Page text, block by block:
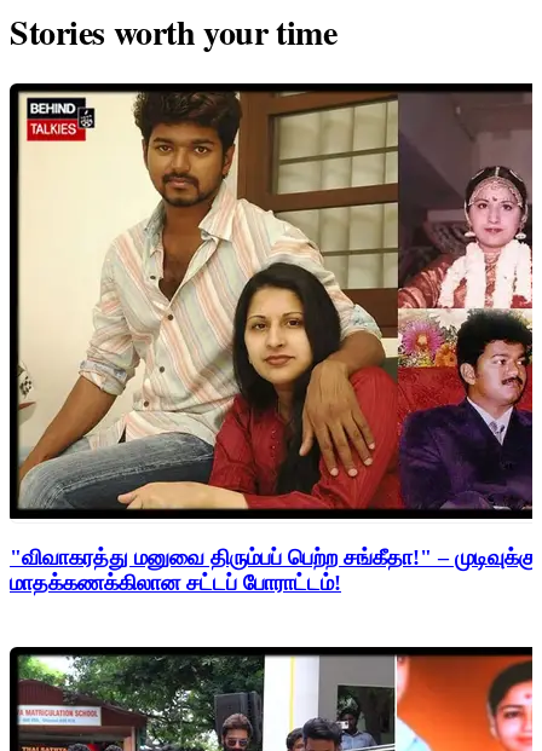
Stories worth your time
"விவாகரத்து மனுவை திரும்பப் பெற்ற சங்கீதா!" –
மாதக்கணக்கிலான சட்டப் போராட்டம்!